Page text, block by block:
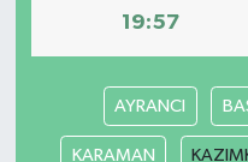
19:57
AYRANCI
KARAMAN